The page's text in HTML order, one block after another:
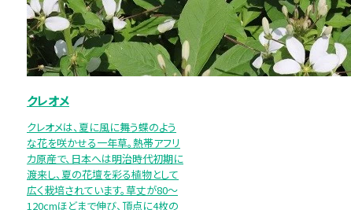
クレオメ
クレオメは、夏に風に舞う蝶のよう
な花を咲かせる一年草。熱帯アフリ
カ原産で、日本へは明治時代初期に
渡来し、夏の花壇を彩る植物として
広く栽培されています。草丈が80～
120cmほどまで伸び、頂点に4枚の